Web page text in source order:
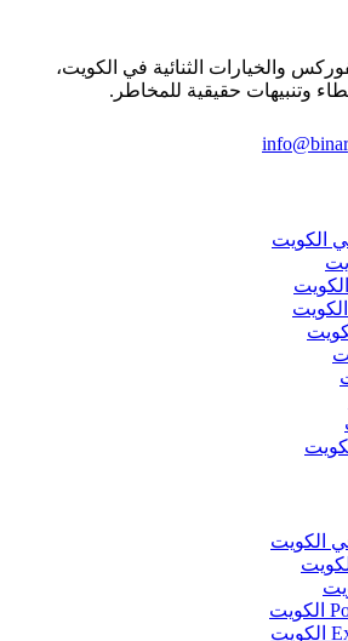
والخيارات الثنائية في الكويت،
وتنبيهات حقيقية للمخاطر.
الكويت
في الكويت